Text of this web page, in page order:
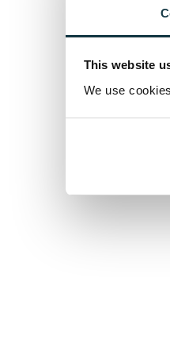
This website
We use